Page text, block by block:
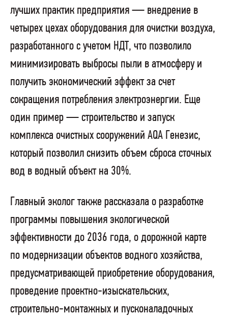
лучших практик предприятия — внедрение в
четырех цехах оборудования для очистки воздуха,
разработанного с учетом НДТ, что позволило
минимизировать выбросы пыли в атмосферу и
получить экономический эффект за счет
сокращения потребления электроэнергии. Еще
один пример — строительство и запуск
комплекса очистных сооружений AQA Генезис,
который позволил снизить объем сброса сточных
вод в водный объект на 30%.
Главный эколог также рассказала о разработке
программы повышения экологической
эффективности до 2036 года, о дорожной карте
по модернизации объектов водного хозяйства,
предусматривающей приобретение оборудования,
проведение проектно-изыскательских,
строительно-монтажных и пусконаладочных